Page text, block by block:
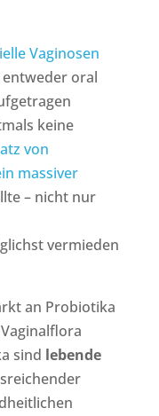
Vaginosen
oral
keine
von
massiver
– nicht nur
vermieden
an Probiotika
sind lebende